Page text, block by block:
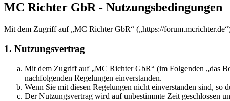
MC Richter GbR - Nutzungsbedingungen
Mit dem Zugriff auf „MC Richter GbR“ („https://
1. Nutzungsvertrag
Mit dem Zugriff auf „MC Richter GbR“ (im Folgenden „das
nachfolgenden Regelungen einverstanden.
Wenn Sie mit diesen Regelungen nicht einverstanden sind,
Der Nutzungsvertrag wird auf unbestimmte Zeit geschlossen